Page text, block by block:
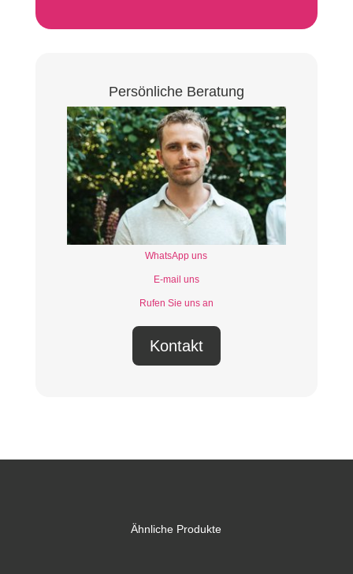
Persönliche Beratung
WhatsApp uns
E-mail uns
Rufen Sie uns an
Kontakt
Ähnliche Produkte